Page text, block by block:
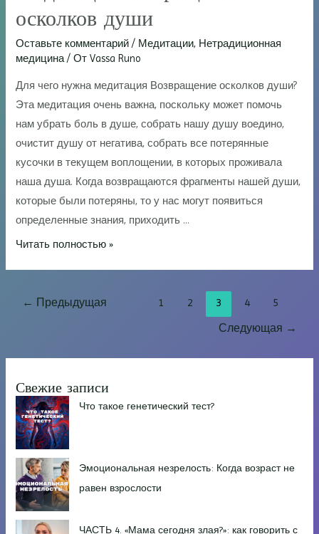
осколков души
Оставьте комментарий / Медитации, Нетрадиционная
медицина / От Vassa Runo
Для чего нужна медитация Возвращение осколков души?
Эта медитация очень важна, поскольку может помочь
нам убрать боль в душе, собрать нашу душу воедино,
очистит душу от негатива, собрать все потерянные
кусочки в текущем воплощении, в которых проживала
наша душа. Когда возвращаются фрагменты нашей души,
которые были потеряны, то у нас могут появиться
определенные знания, приходить …
Медитация
души
Читать полностью »
Пагинация
← Предыдущая 1 2 3 4 5
Следующая →
Свежие записи
Что такое генетический тест?
Эмоциональная незрелость: Когда возраст не
равен взрослости
ЧАСТЬ 4. «Мама сегодня злая?»: как говорить с